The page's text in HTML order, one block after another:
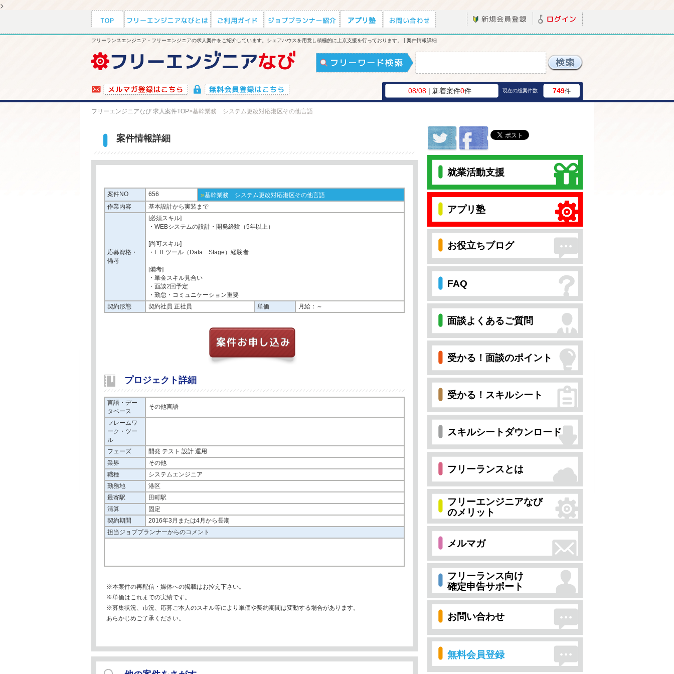
>
フリーランスエンジニア・フリーエンジニアの求人案件をご紹介しています。シェアハウスを用意し積極的に上京支援を行っております。 | 案件情報詳細
08/08 | 新着案件0件 現在の総案件数 749件
フリーエンジニアなび 求人案件TOP>基幹業務 システム更改対応港区その他言語
案件情報詳細
案件NO 656 »基幹業務 システム更改対応港区その他言語
作業内容
基本設計から実装まで
応募資格・
備考
[必須スキル]
・WEBシステムの設計・開発経験（5年以上）
[尚可スキル]
・ETLツール（Data Stage）経験者
[備考]
・単金スキル見合い
・面談2回予定
・勤怠・コミュニケーション重要
契約形態
契約社員 正社員 単価 月給：～
プロジェクト詳細
言語・デー
タベース
その他言語
フレームワ
ーク・ツー
ル
フェーズ
開発 テスト 設計 運用
業界
その他
職種
システムエンジニア
勤務地
港区
最寄駅
田町駅
清算
固定
契約期間
2016年3月または4月から長期
担当ジョブプランナーからのコメント
※本案件の再配信・媒体への掲載はお控え下さい。
※単価はこれまでの実績です。
※募集状況、市況、応募ご本人のスキル等により単価や契約期間は変動する場合があります。
あらかじめご了承ください。
就業活動支援
アプリ塾
お役立ちブログ
FAQ
面談よくあるご質問
受かる！面談のポイント
受かる！スキルシート
スキルシートダウンロード
フリーランスとは
フリーエンジニアなび
のメリット
メルマガ
フリーランス向け
確定申告サポート
お問い合わせ
無料会員登録